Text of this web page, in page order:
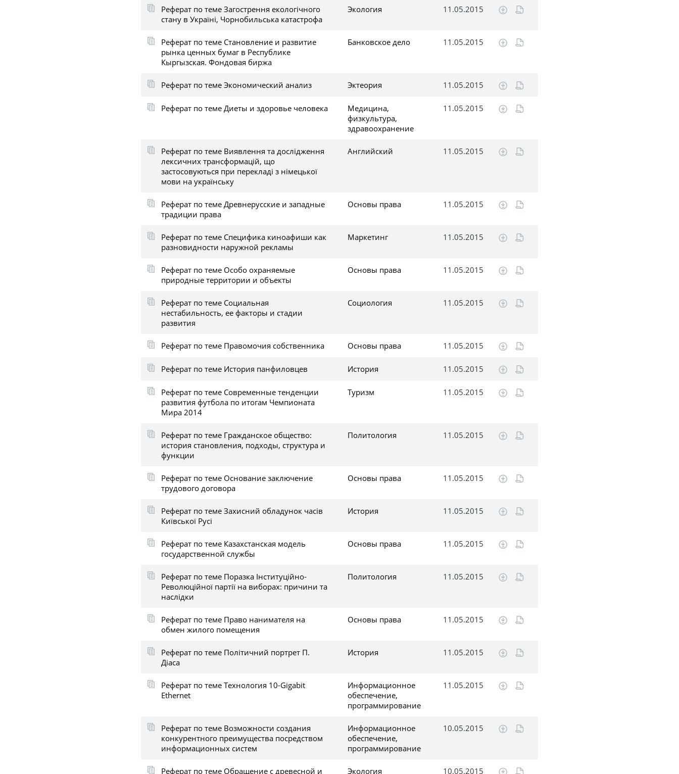
Реферат по теме Загострення екологічного
стану в Україні, Чорнобильська катастрофа
Экология 11.05.2015
Реферат по теме Становление и развитие
рынка ценных бумаг в Республике
Кыргызская. Фондовая биржа
Банковское дело 11.05.2015
Реферат по теме Экономический анализ Эктеория 11.05.2015
Реферат по теме Диеты и здоровье человека
Медицина,
физкультура,
здравоохранение
11.05.2015
Реферат по теме Виявлення та дослідження
лексичних трансформацій, що
застосовуються при перекладі з німецької
мови на українську
Английский 11.05.2015
Реферат по теме Древнерусские и западные
традиции права
Основы права 11.05.2015
Реферат по теме Специфика киноафиши как
разновидности наружной рекламы
Маркетинг 11.05.2015
Реферат по теме Особо охраняемые
природные территории и объекты
Основы права 11.05.2015
Реферат по теме Социальная
нестабильность, ее факторы и стадии
развития
Социология 11.05.2015
Реферат по теме Правомочия собственника Основы права 11.05.2015
Реферат по теме История панфиловцев История 11.05.2015
Реферат по теме Современные тенденции
развития футбола по итогам Чемпионата
Мира 2014
Туризм 11.05.2015
Реферат по теме Гражданское общество:
история становления, подходы, структура и
функции
Политология 11.05.2015
Реферат по теме Основание заключение
трудового договора
Основы права 11.05.2015
Реферат по теме Захисний обладунок часів
Київської Русі
История 11.05.2015
Реферат по теме Казахстанская модель
государственной службы
Основы права 11.05.2015
Реферат по теме Поразка Інституційно-
Революційної партії на виборах: причини та
наслідки
Политология 11.05.2015
Реферат по теме Право нанимателя на
обмен жилого помещения
Основы права 11.05.2015
Реферат по теме Політичний портрет П.
Діаса
История 11.05.2015
Реферат по теме Технология 10-Gigabit
Ethernet
Информационное
обеспечение,
программирование
11.05.2015
Реферат по теме Возможности создания
конкурентного преимущества посредством
информационных систем
Информационное
обеспечение,
программирование
10.05.2015
Реферат по теме Обращение с древесной и Экология 10.05.2015